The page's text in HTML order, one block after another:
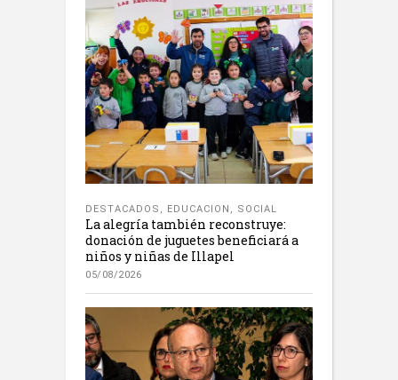
DESTACADOS , EDUCACION , SOCIAL
La alegría también reconstruye:
donación de juguetes beneficiará a
niños y niñas de Illapel
05/08/2026